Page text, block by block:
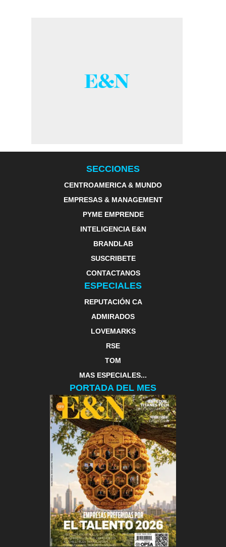
SECCIONES
CENTROAMERICA & MUNDO
EMPRESAS & MANAGEMENT
PYME EMPRENDE
INTELIGENCIA E&N
BRANDLAB
SUSCRIBETE
CONTACTANOS
ESPECIALES
REPUTACIÓN CA
ADMIRADOS
LOVEMARKS
RSE
TOM
MAS ESPECIALES...
PORTADA DEL MES